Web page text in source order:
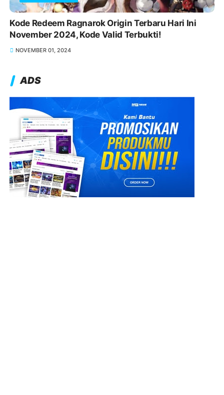
Kode Redeem Ragnarok Origin Terbaru Hari Ini
November 2024, Kode Valid Terbukti!
NOVEMBER 01, 2024
ADS